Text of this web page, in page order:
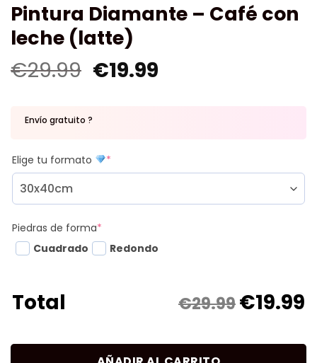
Pintura Diamante – Café con
leche (latte)
€29.99 €19.99
Envío gratuito ?
Elige tu formato *
Piedras de forma*
Cuadrado
Redondo
Total €29.99€19.99